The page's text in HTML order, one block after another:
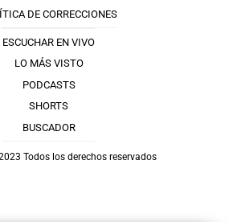
DE CORRECCIONES
ESCUCHAR EN VIVO
LO MÁS VISTO
PODCASTS
SHORTS
BUSCADOR
Todos los derechos reservados